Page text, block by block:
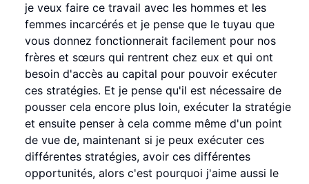
je veux faire ce travail avec les hommes et les
femmes incarcérés et je pense que le tuyau que
vous donnez fonctionnerait facilement pour nos
frères et sœurs qui rentrent chez eux et qui ont
besoin d'accès au capital pour pouvoir exécuter
ces stratégies. Et je pense qu'il est nécessaire de
pousser cela encore plus loin, exécuter la stratégie
et ensuite penser à cela comme même d'un point
de vue de, maintenant si je peux exécuter ces
différentes stratégies, avoir ces différentes
opportunités, alors c'est pourquoi j'aime aussi le